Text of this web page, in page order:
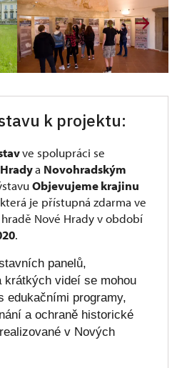
k projektu:
ve spolupráci se
a Novohradským
Objevujeme krajinu
je přístupná zdarma ve
Nové Hrady v období
.
panelů,
krátkých videí se mohou
edukačními programy,
a ochraně historické
v Nových